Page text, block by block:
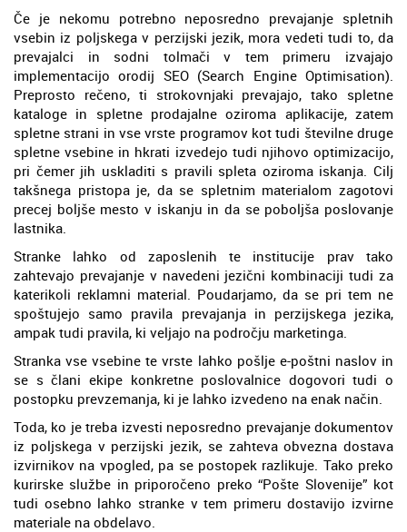
Če je nekomu potrebno neposredno prevajanje spletnih
vsebin iz poljskega v perzijski jezik, mora vedeti tudi to, da
prevajalci in sodni tolmači v tem primeru izvajajo
implementacijo orodij SEO (Search Engine Optimisation).
Preprosto rečeno, ti strokovnjaki prevajajo, tako spletne
kataloge in spletne prodajalne oziroma aplikacije, zatem
spletne strani in vse vrste programov kot tudi številne druge
spletne vsebine in hkrati izvedejo tudi njihovo optimizacijo,
pri čemer jih uskladiti s pravili spleta oziroma iskanja. Cilj
takšnega pristopa je, da se spletnim materialom zagotovi
precej boljše mesto v iskanju in da se poboljša poslovanje
lastnika.
Stranke lahko od zaposlenih te institucije prav tako
zahtevajo prevajanje v navedeni jezični kombinaciji tudi za
katerikoli reklamni material. Poudarjamo, da se pri tem ne
spoštujejo samo pravila prevajanja in perzijskega jezika,
ampak tudi pravila, ki veljajo na področju marketinga.
Stranka vse vsebine te vrste lahko pošlje e-poštni naslov in
se s člani ekipe konkretne poslovalnice dogovori tudi o
postopku prevzemanja, ki je lahko izvedeno na enak način.
Toda, ko je treba izvesti neposredno prevajanje dokumentov
iz poljskega v perzijski jezik, se zahteva obvezna dostava
izvirnikov na vpogled, pa se postopek razlikuje. Tako preko
kurirske službe in priporočeno preko “Pošte Slovenije” kot
tudi osebno lahko stranke v tem primeru dostavijo izvirne
materiale na obdelavo.